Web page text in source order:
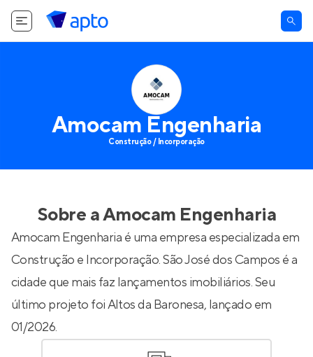
Amocam Engenharia
Construção / Incorporação
Sobre aAmocam Engenharia
Amocam Engenharia é uma empresa especializada em
Construção e Incorporação. São José dos Campos é a
cidade que mais faz lançamentos imobiliários. Seu
último projeto foiAltos da Baronesa, lançado em
01/2026.